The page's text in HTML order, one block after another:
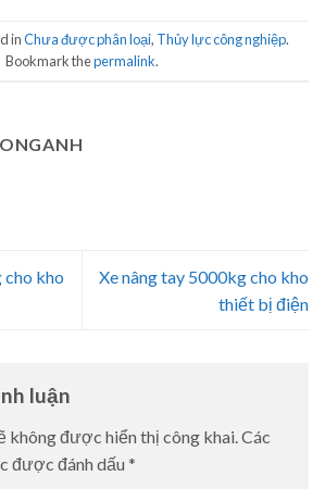
inChưa được phân loại, Thủy lực công nghiệp.
Bookmark thepermalink.
cho kho
Xe nâng tay 5000kg cho kho
thiết bị điện
luận
không được hiển thị công khai.Các
được đánh dấu *